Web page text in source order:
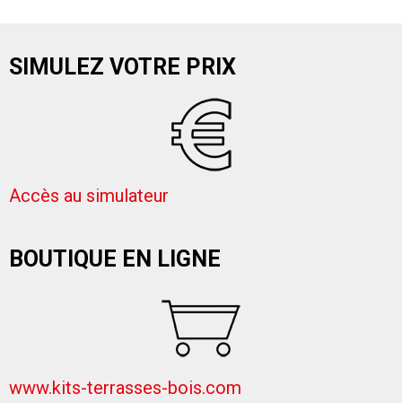
SIMULEZ VOTRE PRIX
Accès au simulateur
BOUTIQUE EN LIGNE
www.kits-terrasses-bois.com